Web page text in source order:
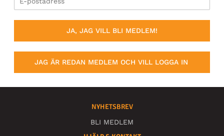
JA, JAG VILL BLI MEDLEM!
JAG ÄR REDAN MEDLEM OCH VILL LOGGA IN
NYHETSBREV
BLI MEDLEM